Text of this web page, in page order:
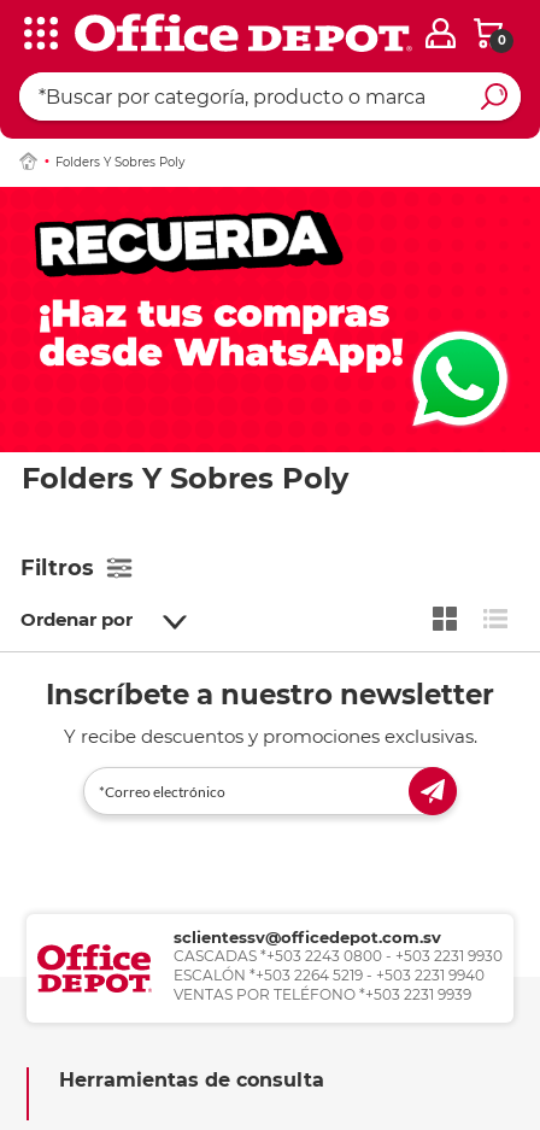
0
Folders Y Sobres Poly
Folders Y Sobres Poly
Filtros
Ordenar por
Inscríbete a nuestro newsletter
Y recibe descuentos y promociones exclusivas.
sclientessv@officedepot.com.sv
CASCADAS *+503 2243 0800 - +503 2231 9930
ESCALÓN *+503 2264 5219 - +503 2231 9940
VENTAS POR TELÉFONO *+503 2231 9939
Herramientas de consulta